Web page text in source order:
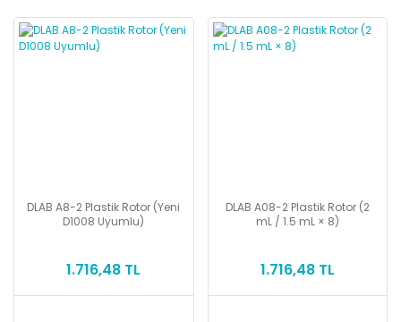
DLAB A8-2 Plastik Rotor (Yeni
D1008 Uyumlu)
1.716,48 TL
DLAB A08-2 Plastik Rotor (2
mL / 1.5 mL × 8)
1.716,48 TL